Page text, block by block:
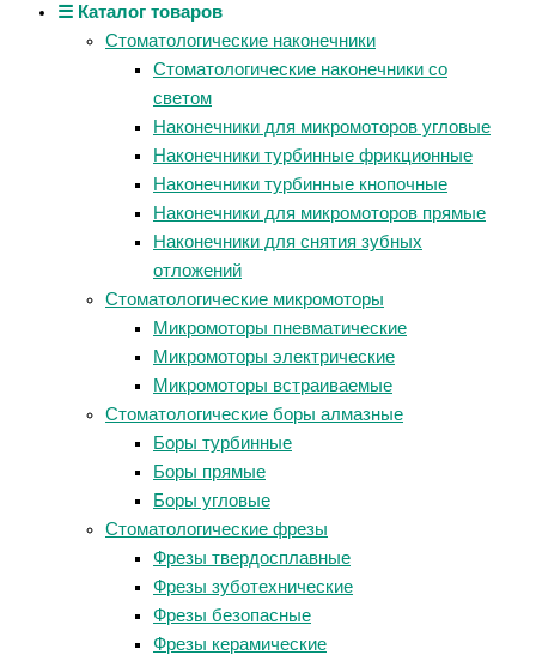
☰ Каталог товаров
Стоматологические наконечники
Стоматологические наконечники со
светом
Наконечники для микромоторов угловые
Наконечники турбинные фрикционные
Наконечники турбинные кнопочные
Наконечники для микромоторов прямые
Наконечники для снятия зубных
отложений
Стоматологические микромоторы
Микромоторы пневматические
Микромоторы электрические
Микромоторы встраиваемые
Стоматологические боры алмазные
Боры турбинные
Боры прямые
Боры угловые
Стоматологические фрезы
Фрезы твердосплавные
Фрезы зуботехнические
Фрезы безопасные
Фрезы керамические